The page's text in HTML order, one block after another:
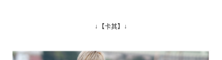
↓【卡其】↓